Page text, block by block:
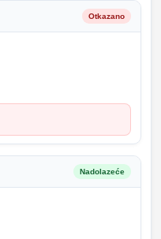
Otkazano
Nadolazeće